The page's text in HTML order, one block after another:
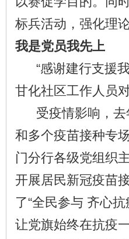
标兵活动，强化理
我是党员我先上
“感谢建行支援我
甘化社区工作人员
受疫情影响，去
和多个疫苗接种专
门分行各级党组织
开展居民新冠疫苗
了“全民参与 齐心
让党旗始终在抗疫